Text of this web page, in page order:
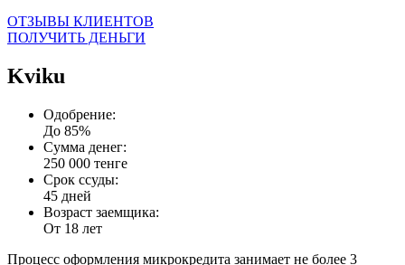
ОТЗЫВЫ КЛИЕНТОВ
ПОЛУЧИТЬ ДЕНЬГИ
Kviku
Одобрение:
До 85%
Сумма денег:
250 000 тенге
Срок ссуды:
45 дней
Возраст заемщика:
От 18 лет
Процесс оформления микрокредита занимает не более 3